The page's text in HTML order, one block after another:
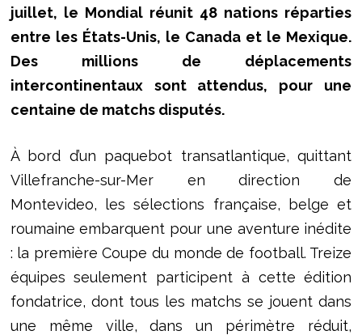
juillet, le Mondial réunit 48 nations réparties
entre les États-Unis, le Canada et le Mexique.
Des millions de déplacements
intercontinentaux sont attendus, pour une
centaine de matchs disputés.
À bord d’un paquebot transatlantique, quittant
Villefranche-sur-Mer en direction de
Montevideo, les sélections française, belge et
roumaine embarquent pour une aventure inédite
: la première Coupe du monde de football. Treize
équipes seulement participent à cette édition
fondatrice, dont tous les matchs se jouent dans
une même ville, dans un périmètre réduit,